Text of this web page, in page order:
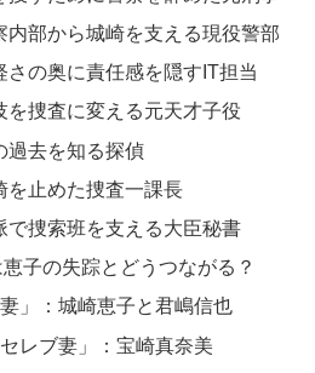
内部から城崎を支える現役警部
さの奥に責任感を隠すIT担当
を捜査に変える元天才子役
過去を知る探偵
を止めた捜査一課長
で捜索班を支える大臣秘書
子の失踪とどうつながる？
」：城崎恵子と君嶋信也
レブ妻」：宝崎真奈美